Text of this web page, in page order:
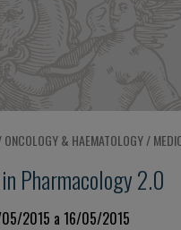
& HAEMATOLOGY /
Pharmacology 2.0
2015 a 16/05/2015